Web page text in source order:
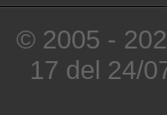
© 2005 -
17 del 24/